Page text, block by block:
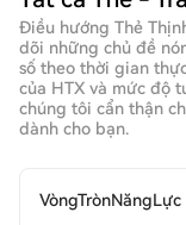
Điều hướng Thẻ
dõi những chủ đề
số theo thời gian
của HTX và mức độ
chúng tôi cẩn thận
dành cho bạn.
VòngTrònNăngLực